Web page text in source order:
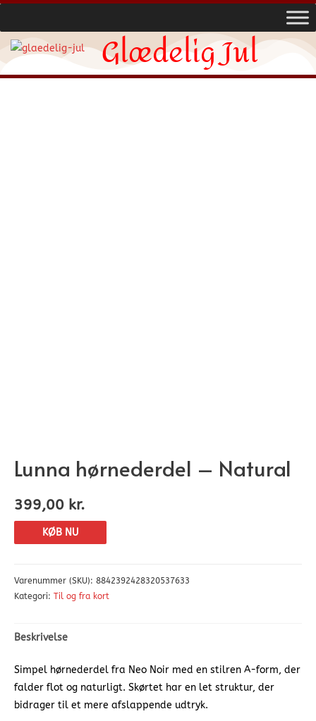
Glædelig Jul
Lunna hørnederdel – Natural
399,00 kr.
KØB NU
Varenummer (SKU): 8842392428320537633
Kategori: Til og fra kort
Beskrivelse
Simpel hørnederdel fra Neo Noir med en stilren A-form, der
falder flot og naturligt. Skørtet har en let struktur, der
bidrager til et mere afslappende udtryk.